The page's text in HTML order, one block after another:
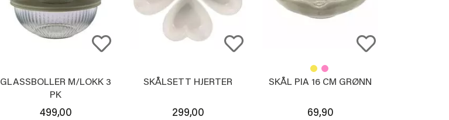
GLASSBOLLER M/LOKK 3
PK
499,00
SKÅLSETT HJERTER
299,00
SKÅL PIA 16 CM GRØNN
69,90